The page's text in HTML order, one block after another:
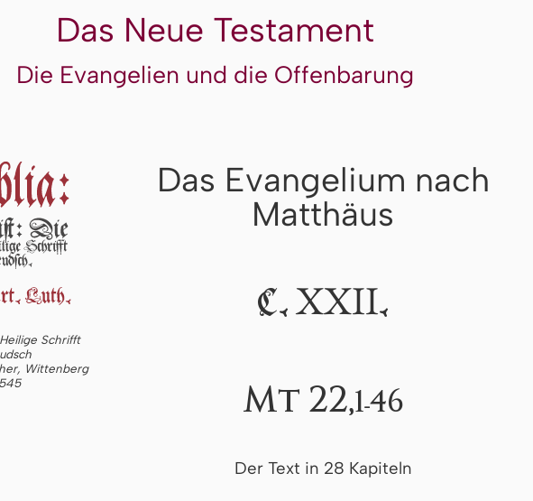
Das Neue Testament
Die Evangelien und die Offenbarung
Schrifft
Wittenberg
Das Evangelium nach
Matthäus
C. XXII.
Mt 22,1-46
Der Text in 28 Kapiteln